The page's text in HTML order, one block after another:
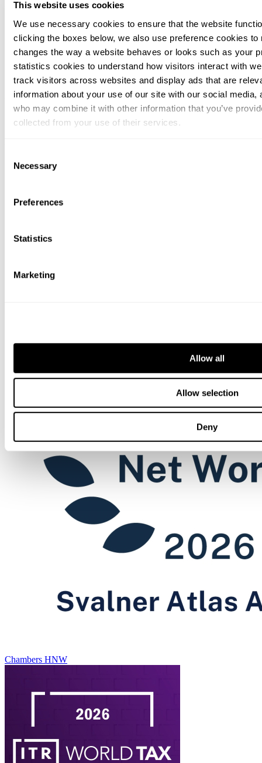
This website uses cookies
We use necessary cookies to ensure that the website
clicking the boxes below, we also use preference cookies
changes the way a website behaves or looks such as your
statistics cookies to understand how visitors interact with
track visitors across websites and display ads that are
information about your use of our site with our social
who may combine it with other information that you’ve
collected from your use of their services.
bottom of the webpage.
Selection
Necessary
Preferences
Statistics
Marketing
Allow all
Allow selection
Deny
Info
Algemene voorwaarden
Copyright & disclaimer
Code of conduct for vendors
Privacy & cookie policy
Routebeschrijving
Stichting derdengelden
LinkedIn
Chambers HNW